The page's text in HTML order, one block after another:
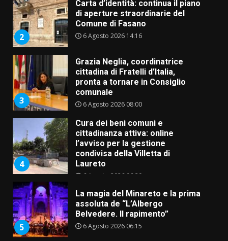
3
Grazia Neglia, coordinatrice
cittadina di Fratelli d’Italia,
pronta a tornare in Consiglio
comunale
4
Cura dei beni comuni e
cittadinanza attiva: online
l’avviso per la gestione
condivisa della Villetta di
Laureto
6 Agosto 2026 06:20
5
La magia del Minareto e la prima
assoluta de “L’Albergo
Belvedere. Il rapimento”
6
Serie D, l’Us Fasano è escluso
dal campionato
5 Agosto 2026 17:30